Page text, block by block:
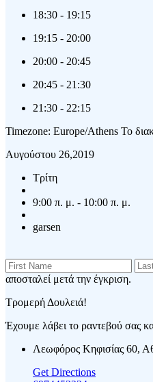
18:30 - 19:15
19:15 - 20:00
20:00 - 20:45
20:45 - 21:30
21:30 - 22:15
Timezone: Europe/Athens Το
Αυγούστου 26,2019
Τρίτη
9:00 π. μ. - 10:00 π. μ.
garsen
αποσταλεί μετά την έγκριση.
Τρομερή Δουλειά!
Έχουμε λάβει το ραντεβού σας
Λεωφόρος Κηφισίας 60,
Get Directions